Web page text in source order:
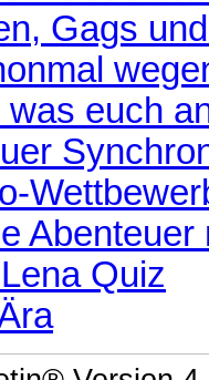
Gags
euch
Quiz